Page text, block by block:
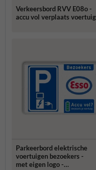
Verkeersbord RVV E08o -
accu vol verplaats voertuig
Parkeerbord elektrische
voertuigen bezoekers -
met eigen logo -